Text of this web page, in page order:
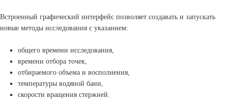
Встроенный графический интерфейс позволяет создавать и запускать
новые методы исследования с указанием:
общего времени исследования,
времени отбора точек,
отбираемого объема и восполнения,
температуры водяной бани,
скорости вращения стержней.